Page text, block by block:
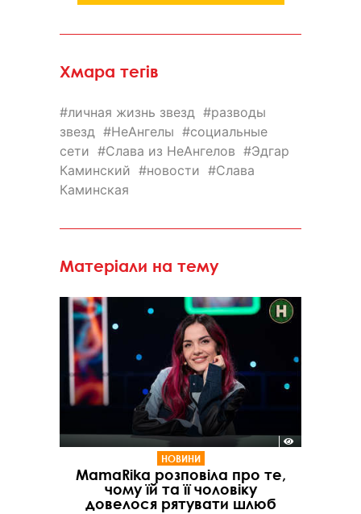
Хмара тегів
личная жизнь звезд
разводы
звезд
НеАнгелы
социальные
сети
Слава из НеАнгелов
Эдгар
Каминский
новости
Слава
Каминская
Матеріали на тему
НОВИНИ
MamaRika розповіла про те,
чому їй та її чоловіку
довелося рятувати шлюб